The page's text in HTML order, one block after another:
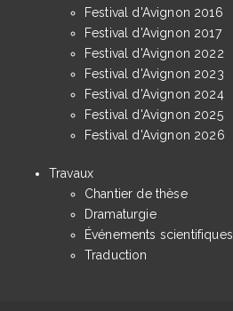
Festival d'Avignon 2016
Festival d'Avignon 2017
Festival d'Avignon 2022
Festival d'Avignon 2023
Festival d'Avignon 2024
Festival d'Avignon 2025
Festival d'Avignon 2026
Travaux
Chantier de thèse
Dramaturgie
Événements scientifiques
Traduction